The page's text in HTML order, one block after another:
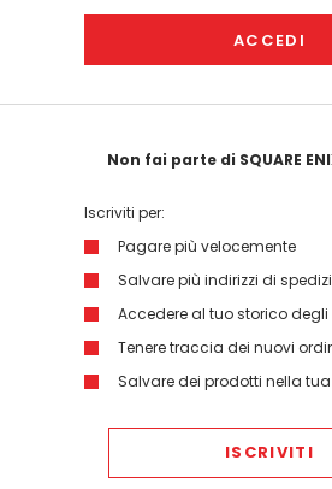
ACCEDI
Non fai parte di SQUARE
Iscriviti per:
Pagare più velocemente
Salvare più indirizzi di
Accedere al tuo storico degli
Tenere traccia dei nuovi
Salvare dei prodotti nella
ISCRIVITI